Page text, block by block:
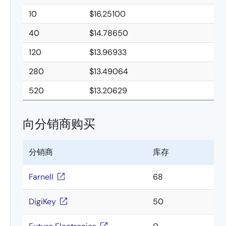
10
$16.25100
40
$14.78650
120
$13.96933
280
$13.49064
520
$13.20629
向分销商购买
分销商 库存
Farnell 68
DigiKey 50